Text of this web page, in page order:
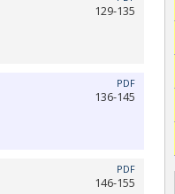
129-135
PDF
136-145
PDF
146-155